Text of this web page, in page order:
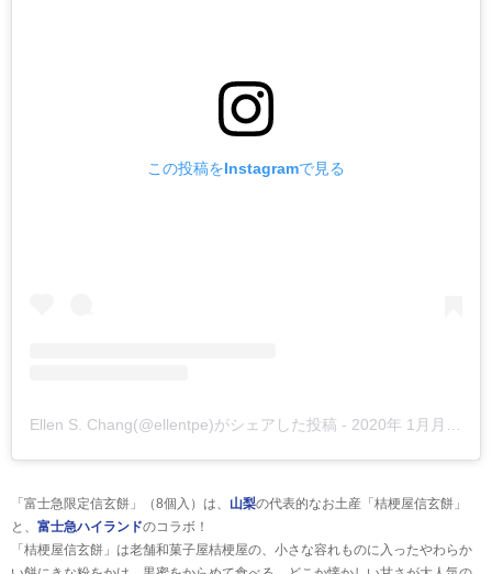
この投稿をInstagramで見る
Ellen S. Chang(@ellentpe)がシェアした投稿 - 2020年 1月月20日午前4時43分PST
「富士急限定信玄餅」（8個入）は、 山梨の代表的なお土産「桔梗屋信玄餅」
と、 富士急ハイランドのコラボ！
「桔梗屋信玄餅」は老舗和菓子屋桔梗屋の、小さな容れものに入ったやわらか